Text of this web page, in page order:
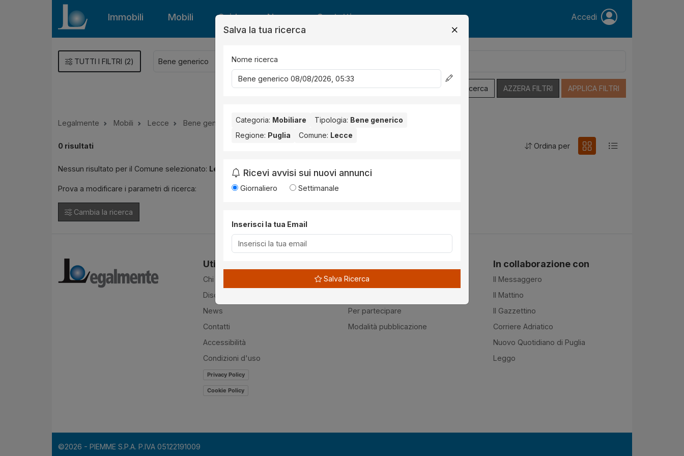
Immobili Mobili Guide News Contatti Accedi
TUTTI I FILTRI (2)
Salva Ricerca AZZERA FILTRI APPLICA FILTRI
Legalmente Mobili Lecce Bene generico
0 risultati Ordina per
Nessun risultato per il Comune selezionato: Lecce . Nessun risultato per la Provincia selezionata:
Prova a modificare i parametri di ricerca:
Cambia la ricerca
Utilità
Chi siamo
Disclaimer
News
Contatti
Accessibilità
Condizioni d'uso
Privacy Policy
Cookie Policy
Normativa
Per partecipare
Modalità pubblicazione
In collaborazione con
Il Messaggero
Il Mattino
Il Gazzettino
Corriere Adriatico
Nuovo Quotidiano di Puglia
Leggo
©2026 - PIEMME S.P.A. P.IVA 05122191009
Salva la tua ricerca
Nome ricerca
Categoria: Mobiliare Tipologia: Bene generico
Regione: Puglia Comune: Lecce
Ricevi avvisi sui nuovi annunci
Giornaliero Settimanale
Inserisci la tua Email
Salva Ricerca